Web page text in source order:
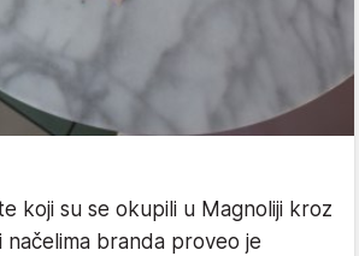
koji su se okupili u Magnoliji kroz
branda proveo je